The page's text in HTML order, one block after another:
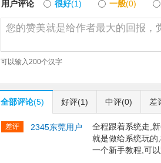
用户评论 很好(1) 一般(0)
可以输入200个汉字
全部评论(5) 好评(1) 中评(0) 差
差评 2345东莞用户
全程跟着系统走,
就是做给系统玩
一个新手教程,可